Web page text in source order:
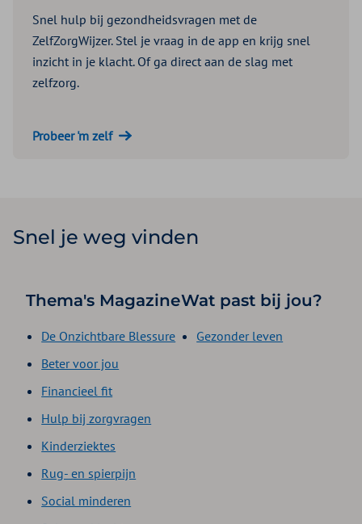
Snel hulp bij gezondheidsvragen met de
ZelfZorgWijzer. Stel je vraag in de app en krijg snel
inzicht in je klacht. Of ga direct aan de slag met
zelfzorg.
Probeer 'm zelf
Snel je weg vinden
Thema's Magazine
De Onzichtbare Blessure
Beter voor jou
Financieel fit
Hulp bij zorgvragen
Kinderziektes
Rug- en spierpijn
Social minderen
Wat past bij jou?
Gezonder leven